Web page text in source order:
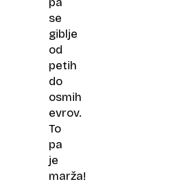
se
giblje
od
petih
do
osmih
evrov.
To
pa
je
marža!